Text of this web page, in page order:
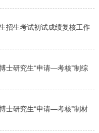
招生考试初试成绩复核工作
士研究生“申请—考核”制综
士研究生“申请—考核”制材